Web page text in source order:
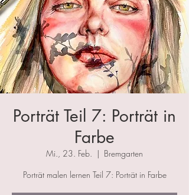
Porträt Teil 7: Porträt in
Farbe
Mi., 23. Feb.
  |
Bremgarten
Porträt malen lernen Teil 7: Porträt in Farbe